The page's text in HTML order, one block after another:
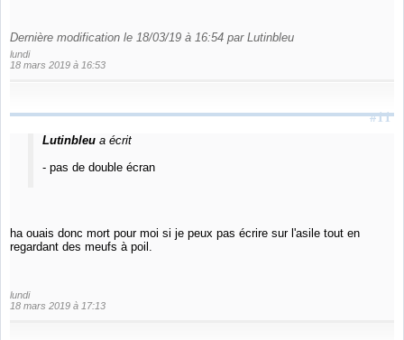
Dernière modification le 18/03/19 à 16:54 par Lutinbleu
lundi
18 mars 2019 à 16:53
#11
Lutinbleua écrit
- pas de double écran
ha ouais donc mort pour moi si je peux pas écrire sur l'asile tout en
regardant des meufs à poil.
lundi
18 mars 2019 à 17:13